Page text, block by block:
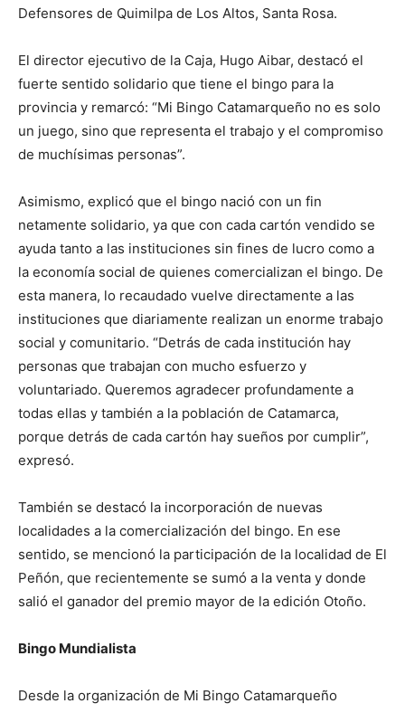
Defensores de Quimilpa de Los Altos, Santa Rosa.
El director ejecutivo de la Caja, Hugo Aibar, destacó el
fuerte sentido solidario que tiene el bingo para la
provincia y remarcó: “Mi Bingo Catamarqueño no es solo
un juego, sino que representa el trabajo y el compromiso
de muchísimas personas”.
Asimismo, explicó que el bingo nació con un fin
netamente solidario, ya que con cada cartón vendido se
ayuda tanto a las instituciones sin fines de lucro como a
la economía social de quienes comercializan el bingo. De
esta manera, lo recaudado vuelve directamente a las
instituciones que diariamente realizan un enorme trabajo
social y comunitario. “Detrás de cada institución hay
personas que trabajan con mucho esfuerzo y
voluntariado. Queremos agradecer profundamente a
todas ellas y también a la población de Catamarca,
porque detrás de cada cartón hay sueños por cumplir”,
expresó.
También se destacó la incorporación de nuevas
localidades a la comercialización del bingo. En ese
sentido, se mencionó la participación de la localidad de El
Peñón, que recientemente se sumó a la venta y donde
salió el ganador del premio mayor de la edición Otoño.
Bingo Mundialista
Desde la organización de Mi Bingo Catamarqueño